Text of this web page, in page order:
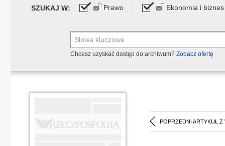
SZUKAJ W: Prawo Ekonomia i biznes
Chcesz uzyskać dostęp do archiwum? Zobacz ofertę
POPRZEDNI ARTYKUŁ Z